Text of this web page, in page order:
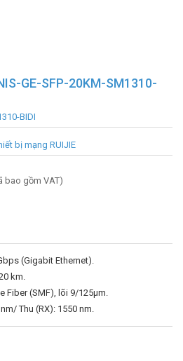
GE-SFP-20KM-SM1310-
BIDI
bị mạng RUIJIE
bao gồm VAT)
(Gigabit Ethernet).
km.
Fiber (SMF), lõi 9/125µm.
Thu (RX): 1550 nm.